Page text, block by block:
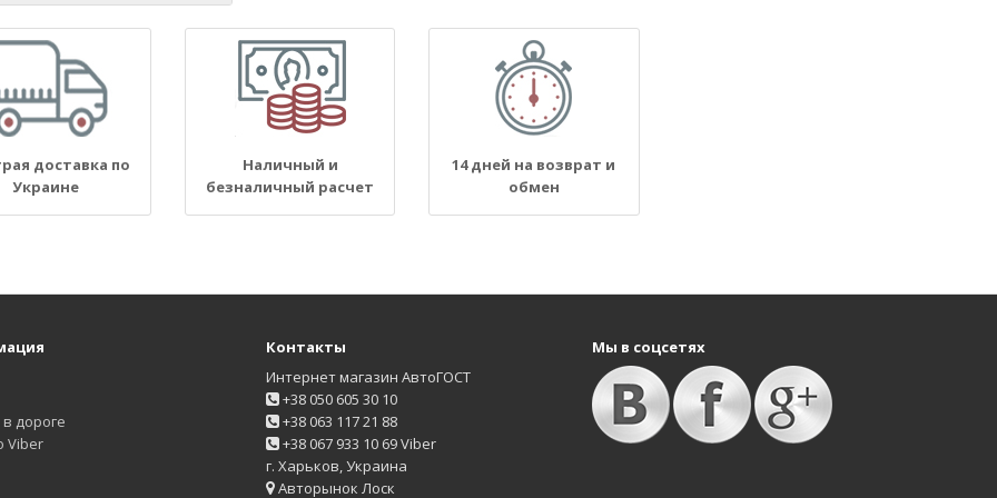
доставка по
Украине
Наличный и
безналичный расчет
14 дней на возврат и
обмен
дороге
Viber
Контакты
Интернет магазин АвтоГОСТ
+38 050 605 30 10
+38 063 117 21 88
+38 067 933 10 69 Viber
г. Харьков, Украина
Авторынок Лоск
Мы в соцсетях